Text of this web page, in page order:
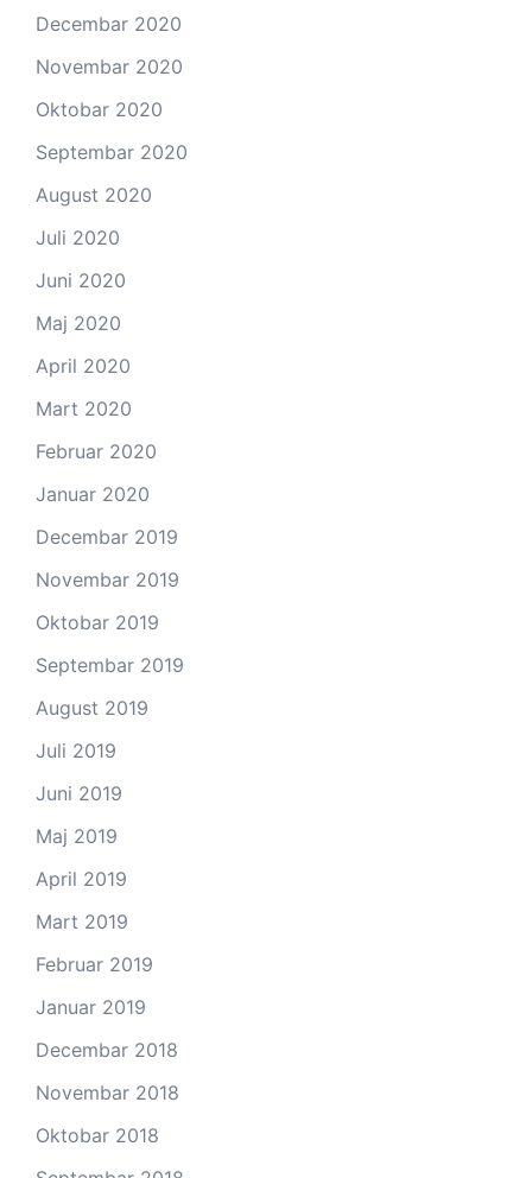
Decembar 2020
Novembar 2020
Oktobar 2020
Septembar 2020
August 2020
Juli 2020
Juni 2020
Maj 2020
April 2020
Mart 2020
Februar 2020
Januar 2020
Decembar 2019
Novembar 2019
Oktobar 2019
Septembar 2019
August 2019
Juli 2019
Juni 2019
Maj 2019
April 2019
Mart 2019
Februar 2019
Januar 2019
Decembar 2018
Novembar 2018
Oktobar 2018